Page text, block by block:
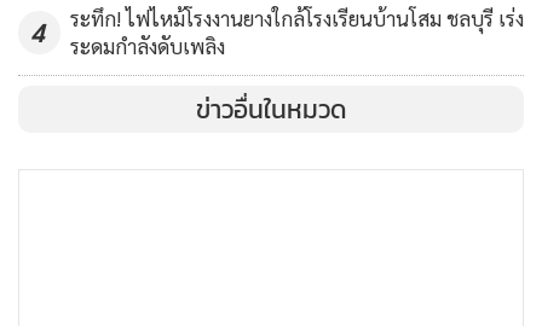
4
ระทึก! ไฟไหม้โรงงานยางใกล้โรงเรียนบ้านโสม ชลบุรี เร่ง
ระดมกำลังดับเพลิง
ข่าวอื่นในหมวด